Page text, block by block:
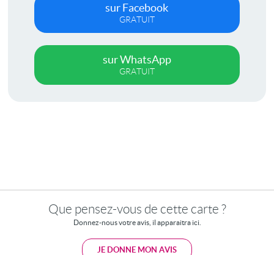
sur Facebook
GRATUIT
sur WhatsApp
GRATUIT
Que pensez-vous de cette carte ?
Donnez-nous votre avis, il apparaitra ici.
JE DONNE MON AVIS